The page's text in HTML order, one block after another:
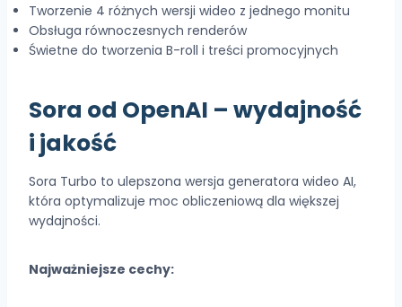
Tworzenie 4 różnych wersji wideo z jednego monitu
Obsługa równoczesnych renderów
Świetne do tworzenia B-roll i treści promocyjnych
Sora od OpenAI – wydajność
i jakość
Sora Turbo to ulepszona wersja generatora wideo AI,
która optymalizuje moc obliczeniową dla większej
wydajności.
Najważniejsze cechy: